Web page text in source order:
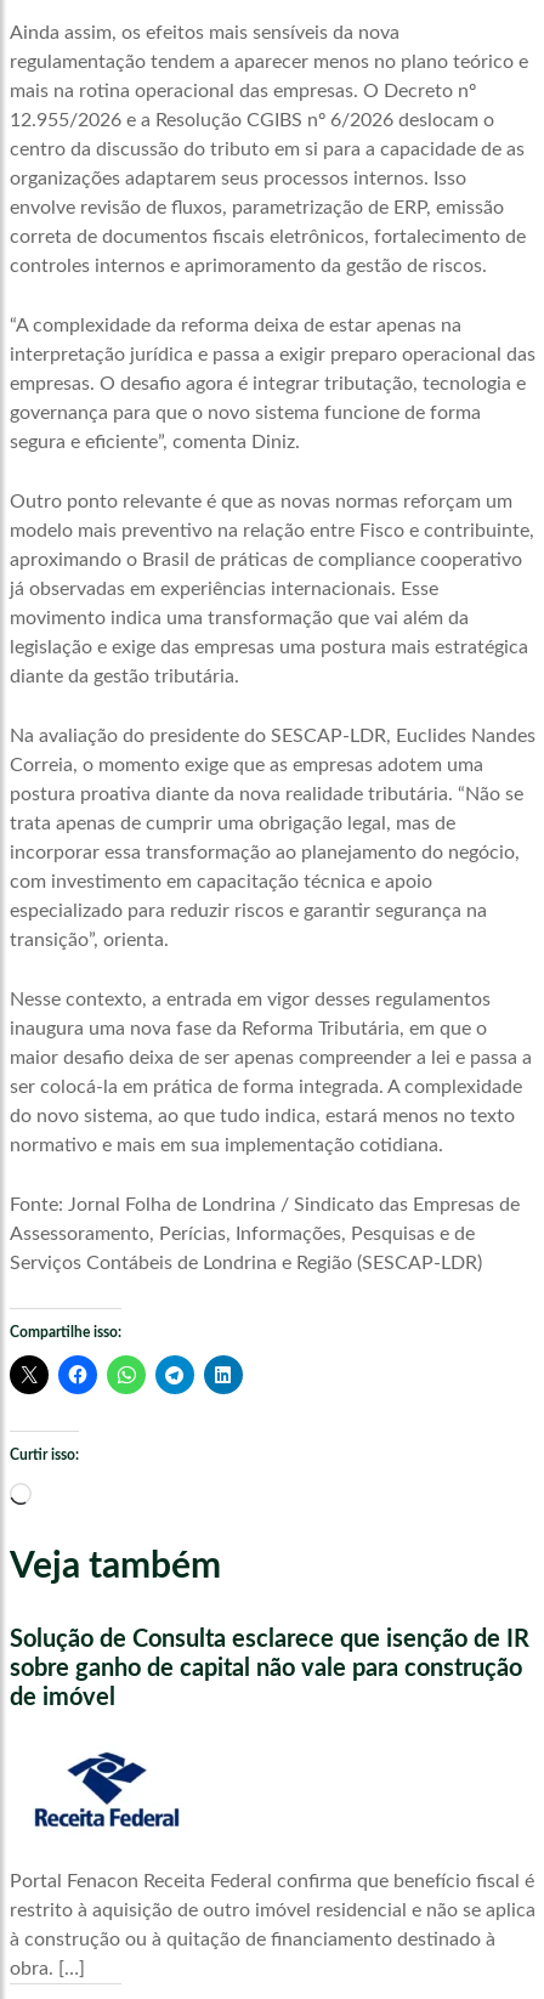
Ainda assim, os efeitos mais sensíveis da nova
regulamentação tendem a aparecer menos no plano teórico e
mais na rotina operacional das empresas. O Decreto nº
12.955/2026 e a Resolução CGIBS nº 6/2026 deslocam o
centro da discussão do tributo em si para a capacidade de as
organizações adaptarem seus processos internos. Isso
envolve revisão de fluxos, parametrização de ERP, emissão
correta de documentos fiscais eletrônicos, fortalecimento de
controles internos e aprimoramento da gestão de riscos.
“A complexidade da reforma deixa de estar apenas na
interpretação jurídica e passa a exigir preparo operacional das
empresas. O desafio agora é integrar tributação, tecnologia e
governança para que o novo sistema funcione de forma
segura e eficiente”, comenta Diniz.
Outro ponto relevante é que as novas normas reforçam um
modelo mais preventivo na relação entre Fisco e contribuinte,
aproximando o Brasil de práticas de compliance cooperativo
já observadas em experiências internacionais. Esse
movimento indica uma transformação que vai além da
legislação e exige das empresas uma postura mais estratégica
diante da gestão tributária.
Na avaliação do presidente do SESCAP-LDR, Euclides Nandes
Correia, o momento exige que as empresas adotem uma
postura proativa diante da nova realidade tributária. “Não se
trata apenas de cumprir uma obrigação legal, mas de
incorporar essa transformação ao planejamento do negócio,
com investimento em capacitação técnica e apoio
especializado para reduzir riscos e garantir segurança na
transição”, orienta.
Nesse contexto, a entrada em vigor desses regulamentos
inaugura uma nova fase da Reforma Tributária, em que o
maior desafio deixa de ser apenas compreender a lei e passa a
ser colocá-la em prática de forma integrada. A complexidade
do novo sistema, ao que tudo indica, estará menos no texto
normativo e mais em sua implementação cotidiana.
Fonte: Jornal Folha de Londrina / Sindicato das Empresas de
Assessoramento, Perícias, Informações, Pesquisas e de
Serviços Contábeis de Londrina e Região (SESCAP-LDR)
Compartilhe isso:
Curtir isso:
Carregando...
Veja também
Solução de Consulta esclarece que isenção de IR
sobre ganho de capital não vale para construção
de imóvel
Portal Fenacon Receita Federal confirma que benefício fiscal é
restrito à aquisição de outro imóvel residencial e não se aplica
à construção ou à quitação de financiamento destinado à
obra. […]